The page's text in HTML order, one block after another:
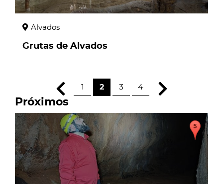
Alvados
Grutas de Alvados
1 2 3 4
Próximos
page